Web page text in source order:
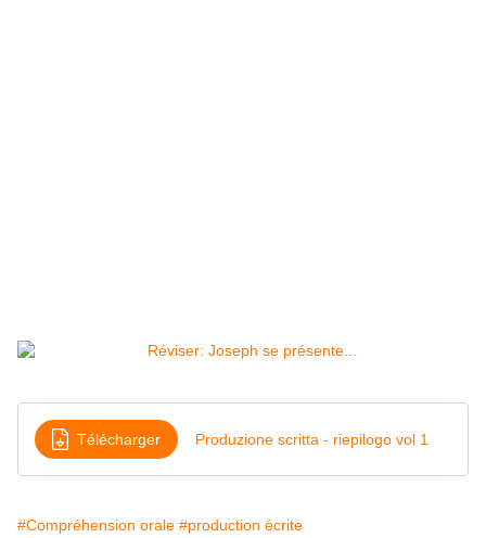
Télécharger Produzione scritta - riepilogo vol 1
#Compréhension orale #production écrite